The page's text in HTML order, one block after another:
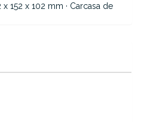
x 152 x 102 mm · Carcasa de